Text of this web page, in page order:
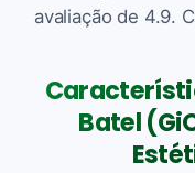
avaliação de 4.9.
Batel